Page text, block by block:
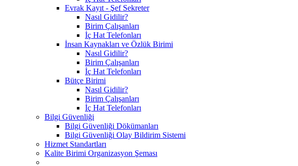
Evrak Kayıt - Şef Sekreter
Nasıl Gidilir?
Birim Çalışanları
İç Hat Telefonları
İnsan Kaynakları ve Özlük Birimi
Nasıl Gidilir?
Birim Çalışanları
İç Hat Telefonları
Bütçe Birimi
Nasıl Gidilir?
Birim Çalışanları
İç Hat Telefonları
Bilgi Güvenliği
Bilgi Güvenliği Dökümanları
Bilgi Güvenliği Olay Bildirim Sistemi
Hizmet Standartları
Kalite Birimi Organizasyon Şeması